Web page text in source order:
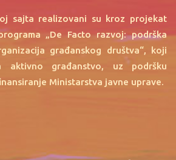
sajta realizovani su kroz projekat
„De Facto razvoj: podrška
građanskog društva“, koji
aktivno građanstvo, uz podršku
Ministarstva javne uprave.